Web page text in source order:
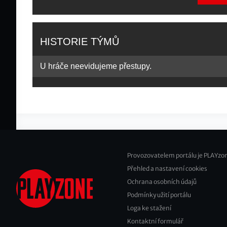
HISTORIE TÝMŮ
U hráče neevidujeme přestupy.
Footer
2
Provozovatelem portálu je
Přehled a nastavení cookies
Ochrana osobních údajů
Podmínky užití portálu
Loga ke stažení
Kontaktní formulář